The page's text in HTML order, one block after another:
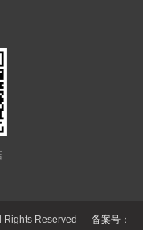
Rights Reserved 备案号：